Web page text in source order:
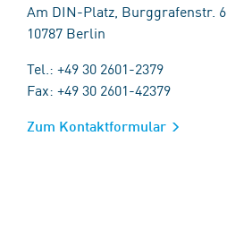
Am DIN-Platz, Burggrafenstr. 6
10787 Berlin
Tel.: +49 30 2601-2379
Fax: +49 30 2601-42379
Zum Kontaktformular